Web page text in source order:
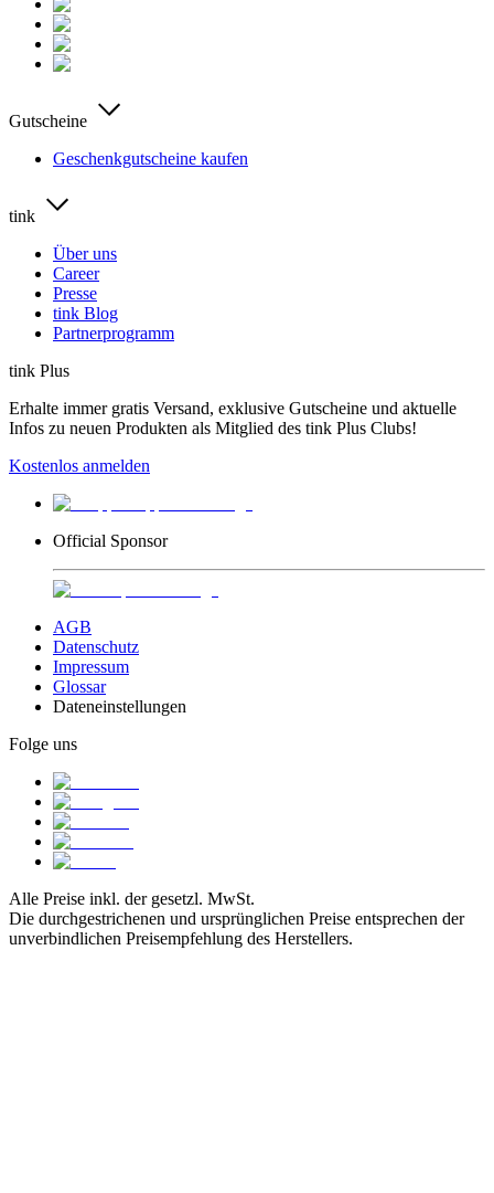
Gutscheine
Geschenkgutscheine kaufen
tink
Über uns
Career
Presse
tink Blog
Partnerprogramm
tink Plus
Erhalte immer gratis Versand, exklusive Gutscheine und aktuelle
Infos zu neuen Produkten als Mitglied des tink Plus Clubs!
Kostenlos anmelden
Official Sponsor
AGB
Datenschutz
Impressum
Glossar
Dateneinstellungen
Folge uns
Alle Preise inkl. der gesetzl. MwSt.
Die durchgestrichenen und ursprünglichen Preise entsprechen der
unverbindlichen Preisempfehlung des Herstellers.